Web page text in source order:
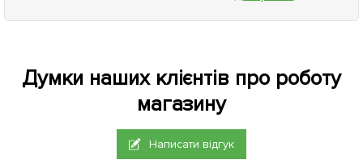
Думки наших клієнтів про роботу
магазину
Написати відгук